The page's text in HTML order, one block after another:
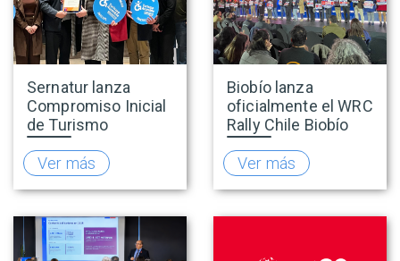
Sernatur lanza
Compromiso Inicial
de Turismo
Accesible para
promover una
oferta turística más
inclusiva
Ver más
Biobío lanza
oficialmente el WRC
Rally Chile Biobío
2026 con 141
empresas
adheridas al Sello
Rally
Ver más